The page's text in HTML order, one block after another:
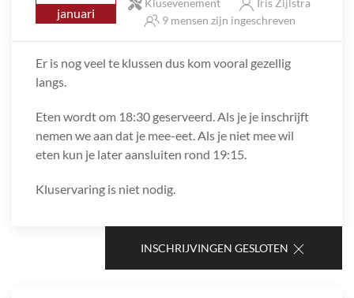
januari
Klusevenement
Iris Zijlstra
9 mensen zijn ingeschreven
Er is nog veel te klussen dus kom vooral gezellig
langs.
Eten wordt om 18:30 geserveerd. Als je je inschrijft
nemen we aan dat je mee-eet. Als je niet mee wil
eten kun je later aansluiten rond 19:15.
Kluservaring is niet nodig.
INSCHRIJVINGEN GESLOTEN